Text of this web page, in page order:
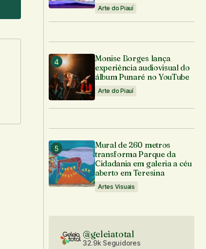
Arte do Piauí
Monise Borges lança
experiência audiovisual do
álbum Punaré no YouTube
Arte do Piauí
Mural de 260 metros
transforma Parque da
Cidadania em galeria a céu
aberto em Teresina
Artes Visuais
@geleiatotal
32.9k Seguidores